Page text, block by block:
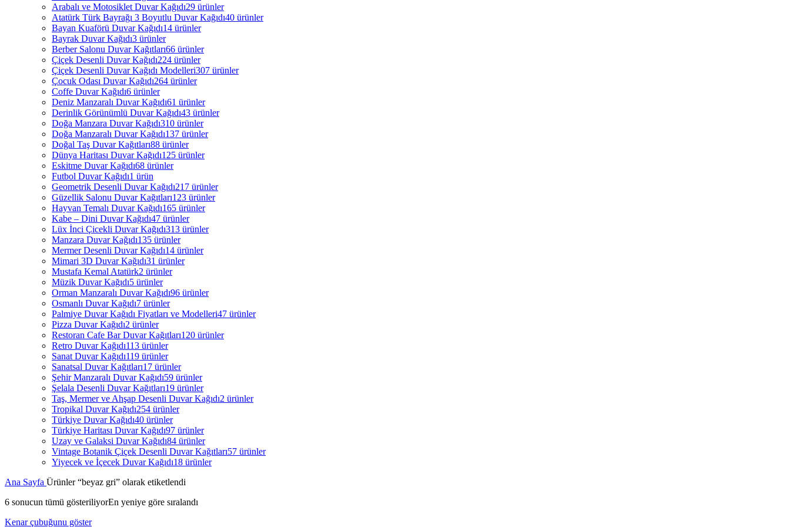
Arabalı ve Motosiklet Duvar Kağıdı29 ürünler
Atatürk Türk Bayrağı 3 Boyutlu Duvar Kağıdı40 ürünler
Bayan Kuaförü Duvar Kağıdı14 ürünler
Bayrak Duvar Kağıdı3 ürünler
Berber Salonu Duvar Kağıtları66 ürünler
Çiçek Desenli Duvar Kağıdı224 ürünler
Çiçek Desenli Duvar Kağıdı Modelleri307 ürünler
Çocuk Odası Duvar Kağıdı264 ürünler
Coffe Duvar Kağıdı6 ürünler
Deniz Manzaralı Duvar Kağıdı61 ürünler
Derinlik Görünümlü Duvar Kağıdı43 ürünler
Doğa Manzara Duvar Kağıdı310 ürünler
Doğa Manzaralı Duvar Kağıdı137 ürünler
Doğal Taş Duvar Kağıtları88 ürünler
Dünya Haritası Duvar Kağıdı125 ürünler
Eskitme Duvar Kağıdı68 ürünler
Futbol Duvar Kağıdı1 ürün
Geometrik Desenli Duvar Kağıdı217 ürünler
Güzellik Salonu Duvar Kağıtları123 ürünler
Hayvan Temalı Duvar Kağıdı165 ürünler
Kabe – Dini Duvar Kağıdı47 ürünler
Lüx İnci Çicekli Duvar Kağıdı313 ürünler
Manzara Duvar Kağıdı135 ürünler
Mermer Desenli Duvar Kağıdı14 ürünler
Mimari 3D Duvar Kağıdı31 ürünler
Mustafa Kemal Atatürk2 ürünler
Müzik Duvar Kağıdı5 ürünler
Orman Manzaralı Duvar Kağıdı96 ürünler
Osmanlı Duvar Kağıdı7 ürünler
Palmiye Duvar Kağıdı Fiyatları ve Modelleri47 ürünler
Pizza Duvar Kağıdı2 ürünler
Restoran Cafe Bar Duvar Kağıtları120 ürünler
Retro Duvar Kağıdı113 ürünler
Sanat Duvar Kağıdı119 ürünler
Sanatsal Duvar Kağıtları17 ürünler
Şehir Manzaralı Duvar Kağıdı59 ürünler
Şelala Desenli Duvar Kağıtları19 ürünler
Taş, Mermer ve Ahşap Desenli Duvar Kağıdı2 ürünler
Tropikal Duvar Kağıdı254 ürünler
Türkiye Duvar Kağıdı40 ürünler
Türkiye Haritası Duvar Kağıdı97 ürünler
Uzay ve Galaksi Duvar Kağıdı84 ürünler
Vintage Botanik Çiçek Desenli Duvar Kağıtları57 ürünler
Yiyecek ve İçecek Duvar Kağıdı18 ürünler
Ana Sayfa Ürünler “beyaz gri” olarak etiketlendi
6 sonucun tümü gösteriliyorEn yeniye göre sıralandı
Kenar çubuğunu göster